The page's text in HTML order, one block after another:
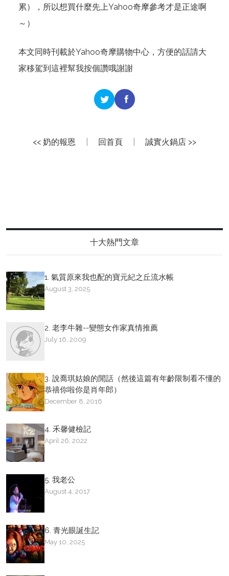
累），所以想買什麼先上Yahoo奇摩參考才是正途啊
～）
本文同時刊載於Yahoo奇摩購物中心，方便的話請大
家移駕到這裡幫我按個讚哦謝謝
<< 奶的報恩 回首頁 誠實火鍋店 >>
十大熱門文章
1. 氣質原來我也配的寶元紀之丘流水帳
August 3, 2025
2. 老李牛雜--變態女作家真情推薦
July 16, 2009
3. 說喬琪姑娘的閒話（然後這篇有年齡限制看不懂的
恭禧你啦你是肖年郎）
December 8, 2016
4. 禾馨健檢記
April 26, 2022
5. 我老公
August 4, 2017
6. 青光眼誕生記
May 10, 2025